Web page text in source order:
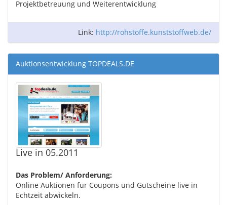
Projektbetreuung und Weiterentwicklung
Link: http://rohstoffe.kunststoffweb.de/
Auktionsentwicklung TOPDEALS.DE
Live in 05.2011
Das Problem/ Anforderung:
Online Auktionen für Coupons und Gutscheine live in
Echtzeit abwickeln.